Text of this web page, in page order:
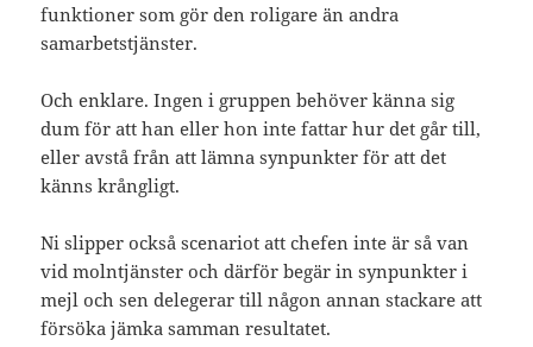
funktioner som gör den roligare än andra
samarbetstjänster.
Och enklare. Ingen i gruppen behöver känna sig
dum för att han eller hon inte fattar hur det går till,
eller avstå från att lämna synpunkter för att det
känns krångligt.
Ni slipper också scenariot att chefen inte är så van
vid molntjänster och därför begär in synpunkter i
mejl och sen delegerar till någon annan stackare att
försöka jämka samman resultatet.